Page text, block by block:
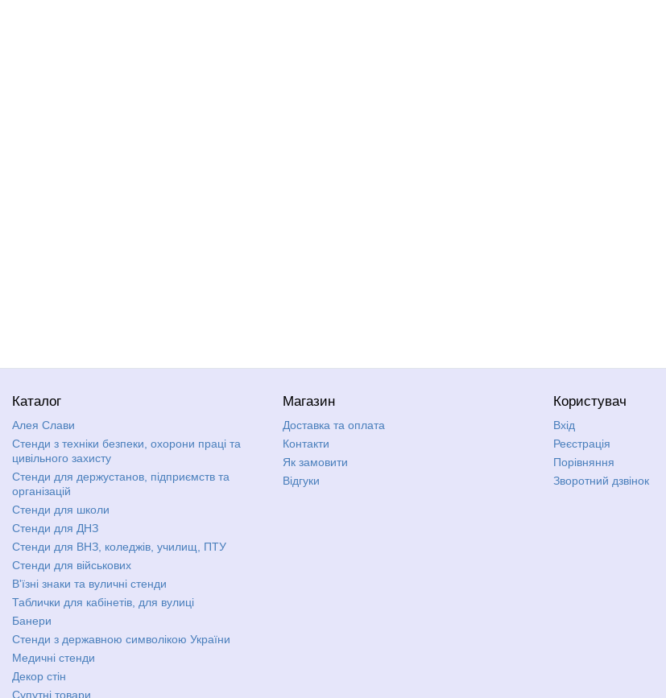
Каталог
Алея Слави
Стенди з техніки безпеки, охорони праці та
цивільного захисту
Стенди для держустанов, підприємств та
організацій
Стенди для школи
Стенди для ДНЗ
Стенди для ВНЗ, коледжів, училищ, ПТУ
Стенди для військових
В'їзні знаки та вуличні стенди
Таблички для кабінетів, для вулиці
Банери
Стенди з державною символікою України
Медичні стенди
Декор стін
Супутні товари
Магазин
Доставка та оплата
Контакти
Як замовити
Відгуки
Користувач
Вхід
Реєстрація
Порівняння
Зворотний дзвінок